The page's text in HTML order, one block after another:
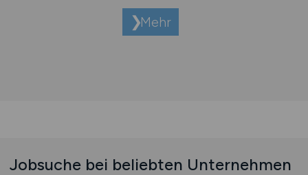
Mehr
Jobsuche bei beliebten Unternehmen